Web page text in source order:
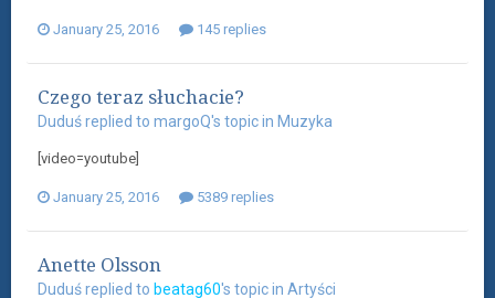
January 25, 2016 145 replies
Czego teraz słuchacie?
Duduśreplied to margoQ's topic in Muzyka
[video=youtube]
January 25, 2016 5389 replies
Anette Olsson
Duduśreplied to beatag60's topic in Artyści